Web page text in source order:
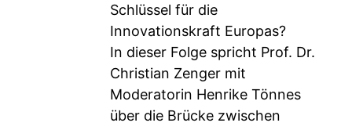
Schlüssel für die
Innovationskraft Europas?
In dieser Folge spricht Prof. Dr.
Christian Zenger mit
Moderatorin Henrike Tönnes
über die Brücke zwischen